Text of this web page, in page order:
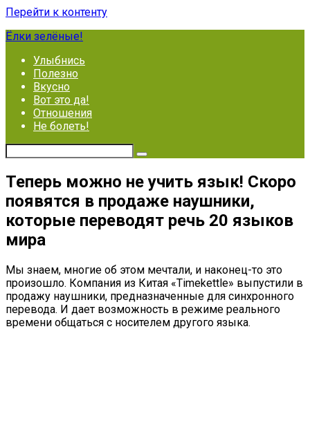
Перейти к контенту
Ёлки зелёные!
Улыбнись
Полезно
Вкусно
Вот это да!
Отношения
Не болеть!
Теперь можно не учить язык! Скоро
появятся в продаже наушники,
которые переводят речь 20 языков
мира
Мы знаем, многие об этом мечтали, и наконец-то это
произошло. Компания из Китая «Timekettle» выпустили в
продажу наушники, предназначенные для синхронного
перевода. И дает возможность в режиме реального
времени общаться с носителем другого языка.